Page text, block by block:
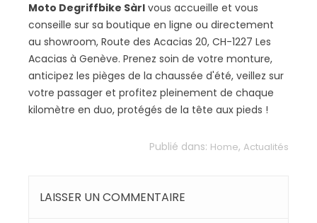
Moto Degriffbike Sàrl vous accueille et vous
conseille sur sa boutique en ligne ou directement
au showroom, Route des Acacias 20, CH-1227 Les
Acacias à Genève. Prenez soin de votre monture,
anticipez les pièges de la chaussée d'été, veillez sur
votre passager et profitez pleinement de chaque
kilomètre en duo, protégés de la tête aux pieds !
Publié dans: Home, Actualités
LAISSER UN COMMENTAIRE